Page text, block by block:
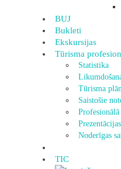
BUJ
Bukleti
Ekskursijas
Tūrisma
Statistika
Tūrisma
Saistošie
Prezentācijas
Noderīgas
TIC